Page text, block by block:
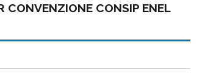
CONVENZIONE CONSIP ENEL